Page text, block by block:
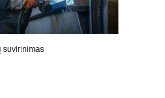
suvirinimas